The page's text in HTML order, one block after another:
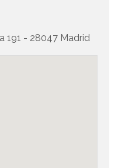
191 - 28047 Madrid